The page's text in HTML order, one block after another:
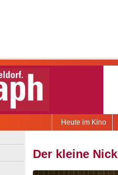
Heute im Kino
Der kleine Nick